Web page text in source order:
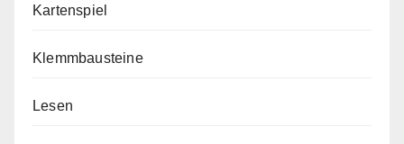
Kartenspiel
Klemmbausteine
Lesen